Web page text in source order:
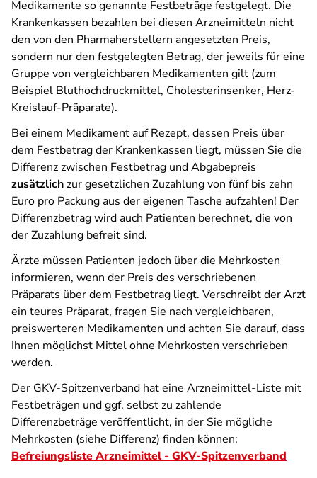
Medikamente so genannte Festbeträge festgelegt. Die
Krankenkassen bezahlen bei diesen Arzneimitteln nicht
den von den Pharmaherstellern angesetzten Preis,
sondern nur den festgelegten Betrag, der jeweils für eine
Gruppe von vergleichbaren Medikamenten gilt (zum
Beispiel Bluthochdruckmittel, Cholesterinsenker, Herz-
Kreislauf-Präparate).
Bei einem Medikament auf Rezept, dessen Preis über
dem Festbetrag der Krankenkassen liegt, müssen Sie die
Differenz zwischen Festbetrag und Abgabepreis
zusätzlichzur gesetzlichen Zuzahlung von fünf bis zehn
Euro pro Packung aus der eigenen Tasche aufzahlen! Der
Differenzbetrag wird auch Patienten berechnet, die von
der Zuzahlung befreit sind.
Ärzte müssen Patienten jedoch über die Mehrkosten
informieren, wenn der Preis des verschriebenen
Präparats über dem Festbetrag liegt. Verschreibt der Arzt
ein teures Präparat, fragen Sie nach vergleichbaren,
preiswerteren Medikamenten und achten Sie darauf, dass
Ihnen möglichst Mittel ohne Mehrkosten verschrieben
werden.
Der GKV-Spitzenverband hat eine Arzneimittel-Liste mit
Festbeträgen und ggf. selbst zu zahlende
Differenzbeträge veröffentlicht, in der Sie mögliche
Mehrkosten (siehe Differenz) finden können:
Befreiungsliste Arzneimittel - GKV-Spitzenverband